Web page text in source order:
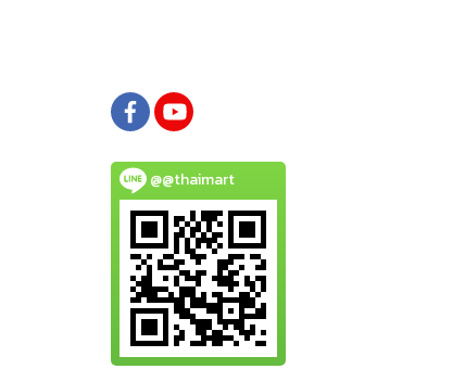
@@thaimart